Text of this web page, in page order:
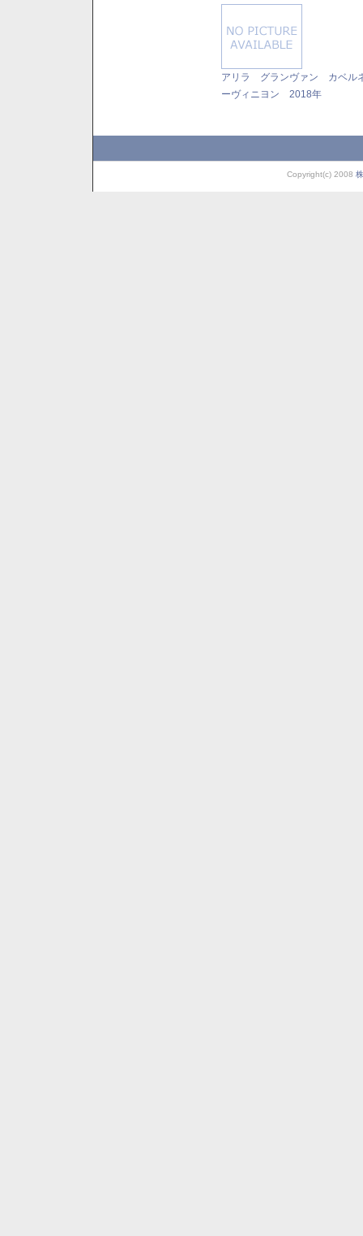
アリラ グランヴァン カベル
ーヴィニヨン 2018年
Copyright(c) 2008